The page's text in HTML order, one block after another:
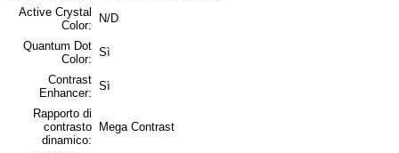
Active Crystal
Color:
N/D
Quantum Dot
Color:
Sì
Contrast
Enhancer:
Sì
Rapporto di
contrasto
dinamico:
Mega Contrast